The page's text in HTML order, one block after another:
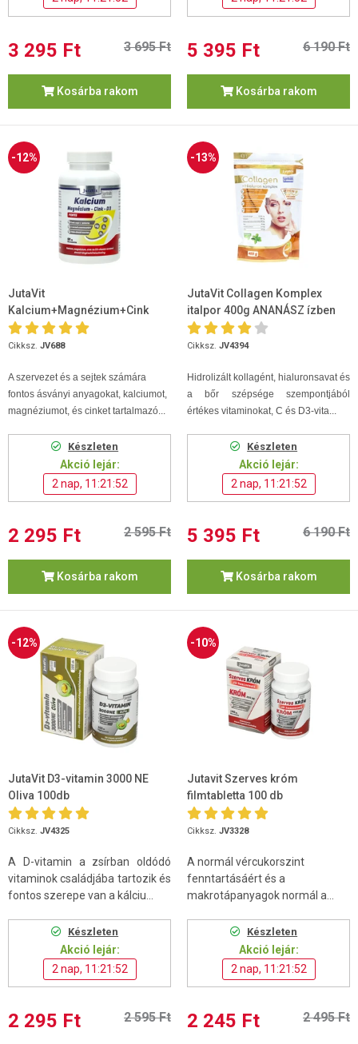
3 295 Ft 3 695 Ft
Kosárba rakom
5 395 Ft 6 190 Ft
Kosárba rakom
-12%
JutaVit
Kalcium+Magnézium+Cink
Forte 90 db
Cikksz. JV688
A szervezet és a sejtek számára
fontos ásványi anyagokat, kalciumot,
magnéziumot, és cinket tartalmazó...
Készleten
Akció lejár:
2 nap, 11:21:52
2 295 Ft 2 595 Ft
Kosárba rakom
-13%
JutaVit Collagen Komplex
italpor 400g ANANÁSZ ízben
Cikksz. JV4394
Hidrolizált kollagént, hialuronsavat és
a bőr szépsége szempontjából
értékes vitaminokat, C és D3-vita...
Készleten
Akció lejár:
2 nap, 11:21:52
5 395 Ft 6 190 Ft
Kosárba rakom
-12%
JutaVit D3-vitamin 3000 NE
Oliva 100db
Cikksz. JV4325
A D-vitamin a zsírban oldódó
vitaminok családjába tartozik és
fontos szerepe van a kálciu...
Készleten
Akció lejár:
2 nap, 11:21:52
2 295 Ft 2 595 Ft
-10%
Jutavit Szerves króm
filmtabletta 100 db
Cikksz. JV3328
A normál vércukorszint
fenntartásáért és a
makrotápanyagok normál a...
Készleten
Akció lejár:
2 nap, 11:21:52
2 245 Ft 2 495 Ft